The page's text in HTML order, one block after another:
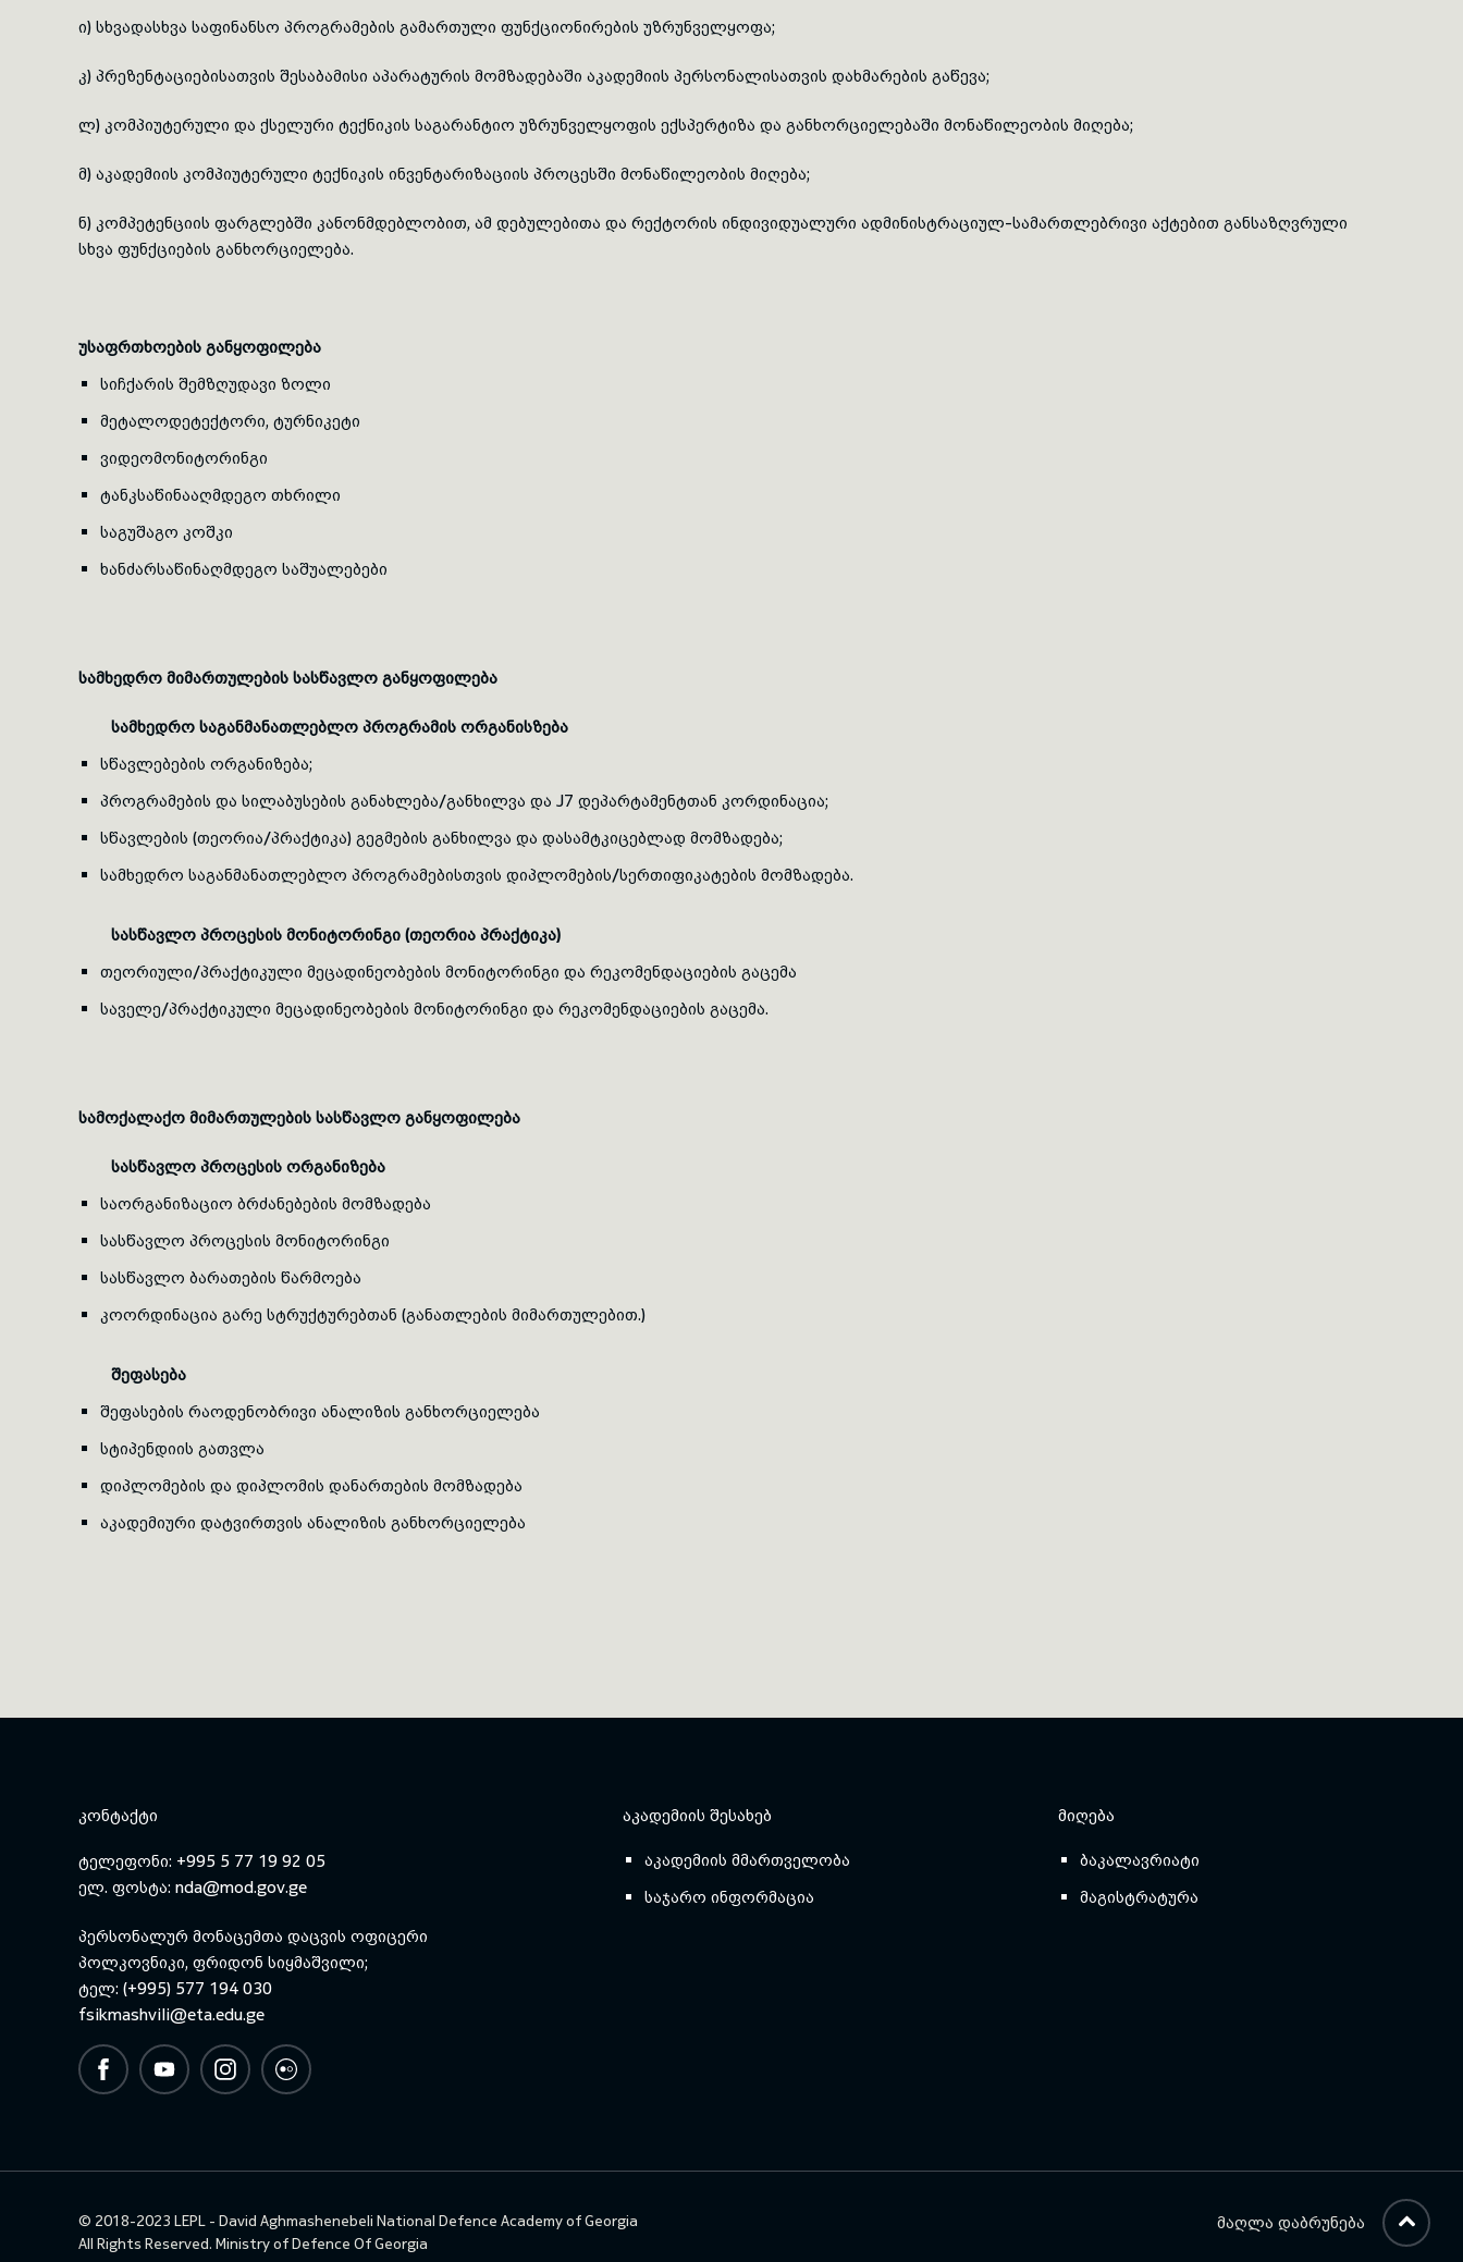
ი) სხვადასხვა საფინანსო პროგრამების გამართული ფუნქციონირების უზრუნველყოფა;
კ) პრეზენტაციებისათვის შესაბამისი აპარატურის მომზადებაში აკადემიის პერსონალისათვის დახმარების გაწევა;
ლ) კომპიუტერული და ქსელური ტექნიკის საგარანტიო უზრუნველყოფის ექსპერტიზა და განხორციელებაში მონაწილეობის მიღება;
მ) აკადემიის კომპიუტერული ტექნიკის ინვენტარიზაციის პროცესში მონაწილეობის მიღება;
ნ) კომპეტენციის ფარგლებში კანონმდებლობით, ამ დებულებითა და რექტორის ინდივიდუალური ადმინისტრაციულ-სამართლებრივი აქტებით განსაზღვრული
სხვა ფუნქციების განხორციელება.
უსაფრთხოების განყოფილება
სიჩქარის შემზღუდავი ზოლი
მეტალოდეტექტორი, ტურნიკეტი
ვიდეომონიტორინგი
ტანკსაწინააღმდეგო თხრილი
საგუშაგო კოშკი
ხანძარსაწინაღმდეგო საშუალებები
სამხედრო მიმართულების სასწავლო განყოფილება
სამხედრო საგანმანათლებლო პროგრამის ორგანისზება
სწავლებების ორგანიზება;
პროგრამების და სილაბუსების განახლება/განხილვა და J7 დეპარტამენტთან კორდინაცია;
სწავლების (თეორია/პრაქტიკა) გეგმების განხილვა და დასამტკიცებლად მომზადება;
სამხედრო საგანმანათლებლო პროგრამებისთვის დიპლომების/სერთიფიკატების მომზადება.
სასწავლო პროცესის მონიტორინგი (თეორია პრაქტიკა)
თეორიული/პრაქტიკული მეცადინეობების მონიტორინგი და რეკომენდაციების გაცემა
საველე/პრაქტიკული მეცადინეობების მონიტორინგი და რეკომენდაციების გაცემა.
სამოქალაქო მიმართულების სასწავლო განყოფილება
სასწავლო პროცესის ორგანიზება
საორგანიზაციო ბრძანებების მომზადება
სასწავლო პროცესის მონიტორინგი
სასწავლო ბარათების წარმოება
კოორდინაცია გარე სტრუქტურებთან (განათლების მიმართულებით.)
შეფასება
შეფასების რაოდენობრივი ანალიზის განხორციელება
სტიპენდიის გათვლა
დიპლომების და დიპლომის დანართების მომზადება
აკადემიური დატვირთვის ანალიზის განხორციელება
ᲙᲝᲜᲢᲐᲥᲢᲘ
ტელეფონი: +995 5 77 19 92 05
ელ. ფოსტა: nda@mod.gov.ge
პერსონალურ მონაცემთა დაცვის ოფიცერი
პოლკოვნიკი, ფრიდონ სიყმაშვილი;
ტელ: (+995) 577 194 030
fsikmashvili@eta.edu.ge
ᲐᲙᲐᲓᲔᲛᲘᲘᲡ ᲨᲔᲡᲐᲮᲔᲑ
აკადემიის მმართველობა
საჯარო ინფორმაცია
ᲛᲘᲦᲔᲑᲐ
ბაკალავრიატი
მაგისტრატურა
© 2018-2023 LEPL - David Aghmashenebeli National Defence Academy of Georgia
All Rights Reserved. Ministry of Defence Of Georgia
ᲛᲐᲦᲚᲐ ᲓᲐᲑᲠᲣᲜᲔᲑᲐ